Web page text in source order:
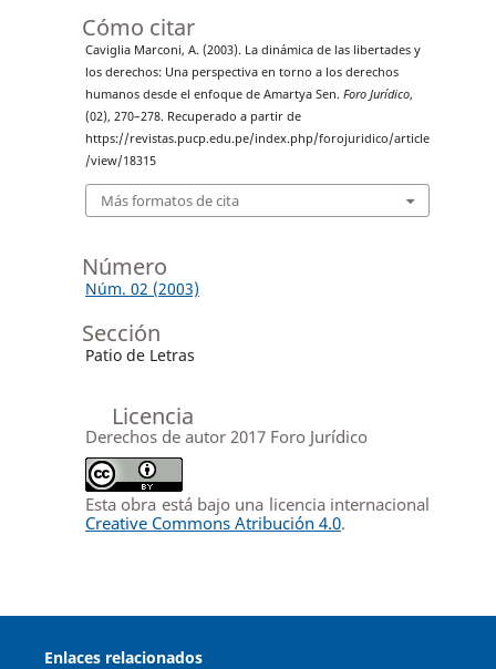
Cómo citar
Caviglia Marconi, A. (2003). La dinámica de las libertades y
los derechos: Una perspectiva en torno a los derechos
humanos desde el enfoque de Amartya Sen. Foro Jurídico,
(02), 270–278. Recuperado a partir de
https://revistas.pucp.edu.pe/index.php/forojuridico/article
/view/18315
Más formatos de cita
Número
Núm. 02 (2003)
Sección
Patio de Letras
Licencia
Derechos de autor 2017 Foro Jurídico
Esta obra está bajo una licencia internacional
Creative Commons Atribución 4.0.
Enlaces relacionados